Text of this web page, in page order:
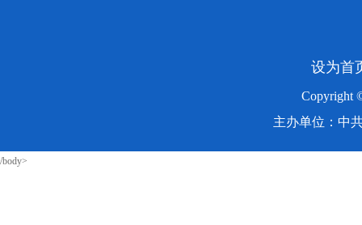
设为首
Copyright
主办单位：中
/body>